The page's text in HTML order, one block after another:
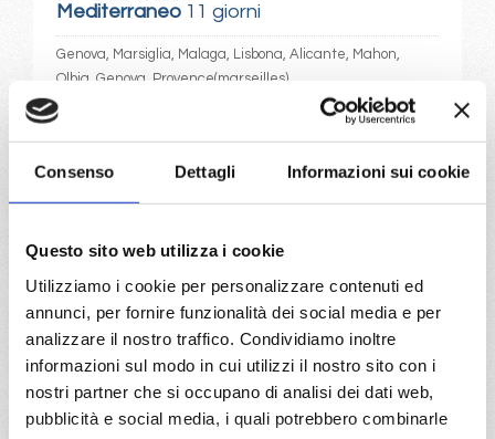
Consenso Dettagli Informazioni sui cookie
Questo sito web utilizza i cookie
Utilizziamo i cookie per personalizzare contenuti ed
annunci, per fornire funzionalità dei social media e per
analizzare il nostro traffico. Condividiamo inoltre
informazioni sul modo in cui utilizzi il nostro sito con i
nostri partner che si occupano di analisi dei dati web,
pubblicità e social media, i quali potrebbero combinarle
Mediterraneo11 giorni
Genova, Marsiglia, Malaga, Lisbona, Alicante, Mahon,
Olbia, Genova, Provence(marseilles)
a partire da
€ 1.169
DETTAGLI
Mediterraneo11 giorni